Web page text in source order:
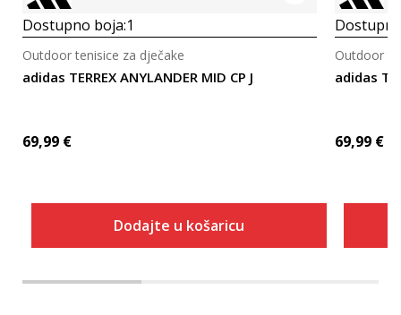
Dostupno boja:1
adidas TERREX ANYLANDER MID CP J
Outdoor tenisice za dječake
69,99 €
Dodajte u košaricu
adidas
Outdoor
69,99 €